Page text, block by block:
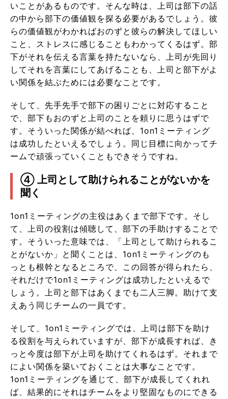
いことがあるものです。そんな時は、上司は部下の話
の中から部下の価値観を探る必要があるでしょう。彼
らの価値観がわかればおのずと彼らの解決してほしい
こと、ストレスに感じることもわかってくるはず。部
下がそれを伝える言葉を持たないなら、上司が先回り
してそれを言葉にしてあげることも、上司と部下がよ
い関係を結ぶためには必要なことです。
そして、先手先手で部下の困りごとに対応すること
で、部下もおのずと上司のことを頼りに思うはずで
す。そういった関係が結べれば、1on1ミーティング
は成功したといえるでしょう。同じ目標に向かってチ
ームで頑張っていくこともできそうですね。
④ 上司として助けられることがないかを
聞く
1on1ミーティングの主役はあくまで部下です。そし
て、上司の役割は傾聴して、部下の手助けすることで
す。そういった意味では、「上司として助けられるこ
とがないか」と聞くことは、1on1ミーティングのも
っとも根幹となるところで、この回答が得られたら、
それだけで1on1ミーティングは成功したといえるで
しょう。上司と部下はあくまでも二人三脚。助けて支
えあう同じチームの一員です。
そして、1on1ミーティングでは、上司は部下を助け
る役割を与えられていますが、部下が成長すれば、き
っと今度は部下が上司を助けてくれるはず。それまで
によい関係を築いておくことは大事なことです。
1on1ミーティングを通じて、部下が成長してくれれ
ば、結果的にそれはチームをより堅固なものにできる